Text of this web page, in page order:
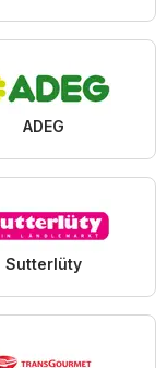
ADEG
Sutterlüty